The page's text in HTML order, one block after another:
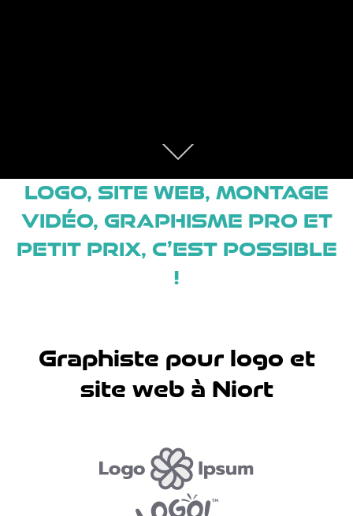
Descendre
au
contenu
LOGO, SITE WEB, MONTAGE
VIDÉO, GRAPHISME PRO ET
PETIT PRIX, C’EST POSSIBLE
!
Graphiste pour logo et
site web à Niort